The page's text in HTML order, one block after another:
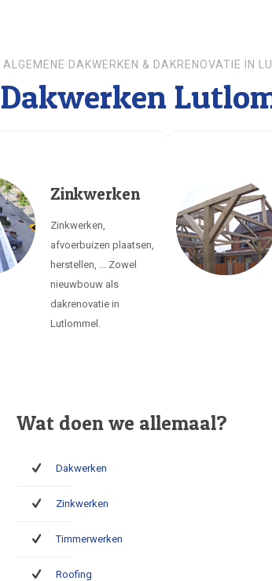
ALGEMENE DAKWERKEN & DAKRENOVATIE IN
Dakwerken
Zinkwerken
Zinkwerken,
afvoerbuizen plaatsen,
herstellen, ... Zowel
nieuwbouw als
dakrenovatie in
Lutlommel.
Wat doen we allemaal?
Dakwerken
Zinkwerken
Timmerwerken
Roofing